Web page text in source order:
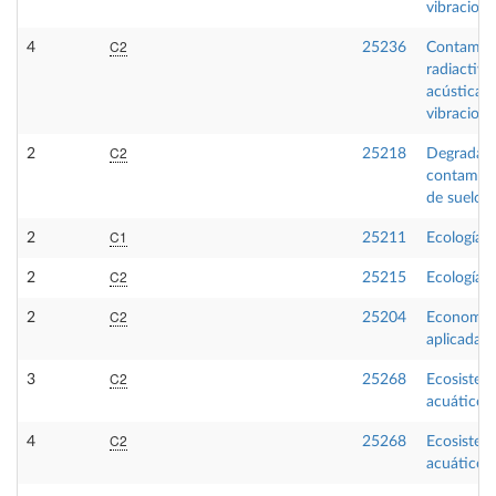
4 C2 25236
radiactiva,
acústica
2 C2 25218
de suelos
2 C1 25211 Ecología I
2 C2 25215 Ecología II
2 C2 25204
Economía
aplicada
3 C2 25268
acuáticos
4 C2 25268
acuáticos